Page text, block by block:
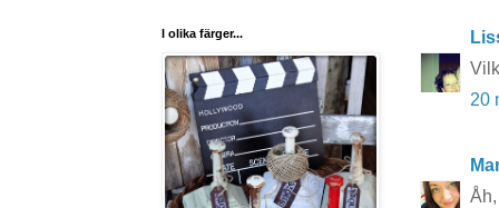
20
I olika färger...